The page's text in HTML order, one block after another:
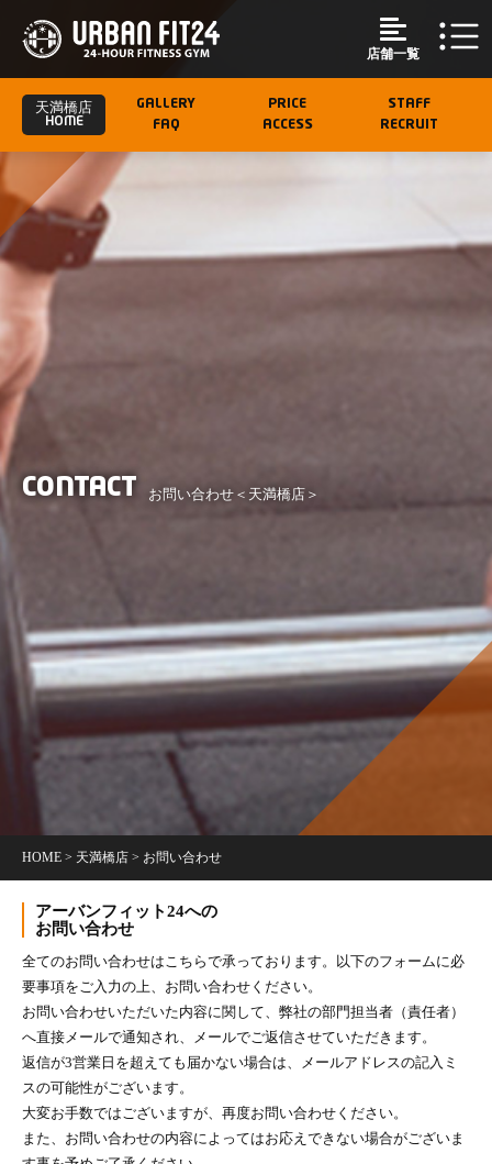
店舗一覧
天満橋店
HOME
GALLERY PRICE
STAFF
FAQ
ACCESS RECRUIT
CONTACT お問い合わせ＜天満橋店＞
HOME > 天満橋店 > お問い合わせ
アーバンフィット24への
お問い合わせ
全てのお問い合わせはこちらで承っております。以下のフォームに必
要事項をご入力の上、お問い合わせください。
お問い合わせいただいた内容に関して、弊社の部門担当者（責任者）
へ直接メールで通知され、メールでご返信させていただきます。
返信が3営業日を超えても届かない場合は、メールアドレスの記入ミ
スの可能性がございます。
大変お手数ではございますが、再度お問い合わせください。
また、お問い合わせの内容によってはお応えできない場合がございま